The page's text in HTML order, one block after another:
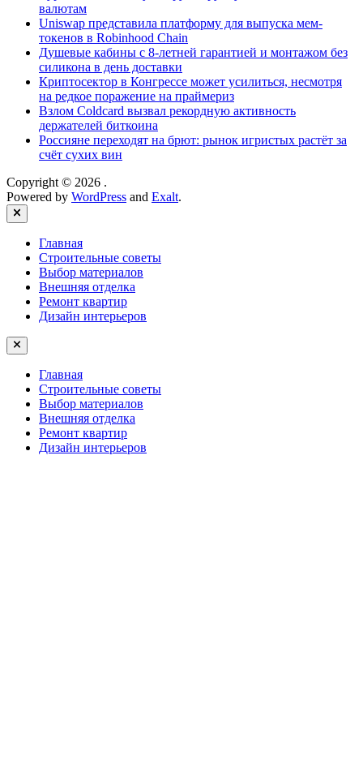
валютам
Uniswap представила платформу для выпуска мем-
токенов в Robinhood Chain
Душевые кабины с 8‑летней гарантией и монтажом без
силикона в день доставки
Криптосектор в Конгрессе может усилиться, несмотря
на редкое поражение на праймериз
Взлом Coldcard вызвал рекордную активность
держателей биткоина
Россияне переходят на брют: рынок игристых растёт за
счёт сухих вин
Copyright © 2026 .
Powered by WordPress and Exalt.
Close
Главная
Строительные советы
Выбор материалов
Внешняя отделка
Ремонт квартир
Дизайн интерьеров
Главная
Строительные советы
Выбор материалов
Внешняя отделка
Ремонт квартир
Дизайн интерьеров